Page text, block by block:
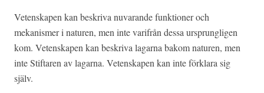
Vetenskapen kan beskriva nuvarande funktioner och
mekanismer i naturen, men inte varifrån dessa ursprungligen
kom. Vetenskapen kan beskriva lagarna bakom naturen, men
inte Stiftaren av lagarna. Vetenskapen kan inte förklara sig
själv.